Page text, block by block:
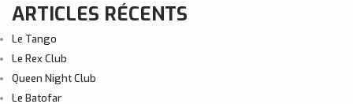
ARTICLES RÉCENTS
Le Tango
Le Rex Club
Queen Night Club
Le Batofar